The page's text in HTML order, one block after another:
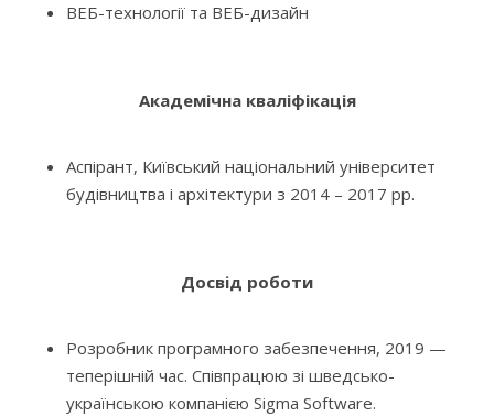
ВЕБ-технології та ВЕБ-дизайн
Академічна кваліфікація
Аспірант, Київський національний університет
будівництва і архітектури з 2014 – 2017 рр.
Досвід роботи
Розробник програмного забезпечення, 2019 —
теперішній час. Співпрацюю зі шведсько-
українською компанією Sigma Software.